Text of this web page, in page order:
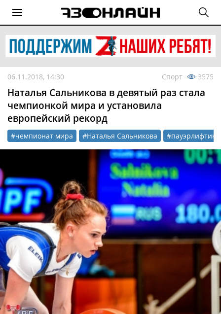
06.11.2018, 14:30 Спорт 3575
Наталья Сальникова в девятый раз стала
чемпионкой мира и установила
европейский рекорд
#чемпионат мира #Наталья Сальникова #пауэрлифтинг